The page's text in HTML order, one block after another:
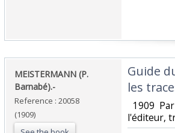
‎MEISTERMANN (P.
Barnabé).-‎
Reference : 20058
(1909)
‎Guide
les
1909
l'éditeur,